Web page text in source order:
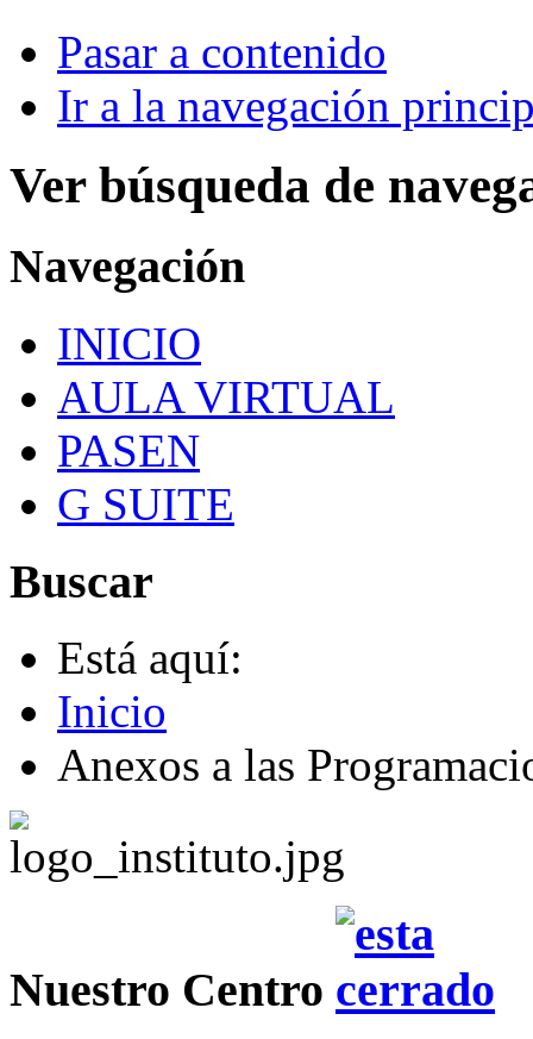
Pasar a contenido
Ir a la navegación
Ver búsqueda de
Navegación
INICIO
AULA VIRTUAL
PASEN
G SUITE
Buscar
Está aquí:
Inicio
Anexos a las
Nuestro Centro